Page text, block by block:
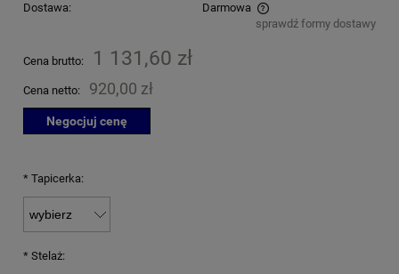
Dostawa:
Darmowa
Cena nie zawiera ewentualnych kosztów płatnościsprawdź formy dostawy
Cena brutto: 1 131,60 zł
Cena netto: 920,00 zł
Negocjuj cenę
* Tapicerka:
* Stelaż: